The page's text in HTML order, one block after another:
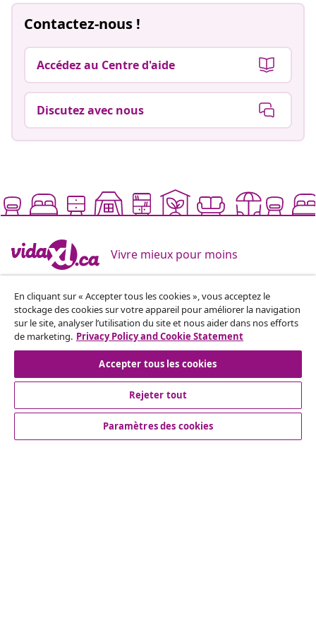
Contactez-nous !
Accédez au Centre d'aide
Discutez avec nous
Vivre mieux pour moins
Modes de paiement pris en charge
Inscrivez-vous à notre newsletter
Rejoignez plus de 700 000 acheteurs qui reçoivent les
offres hebdomadaires, les promotions saisonnières et
les nouveautés de vidaXL.
En cliquant sur « Accepter tous les cookies », vous acceptez le
stockage des cookies sur votre appareil pour améliorer la navigation
sur le site, analyser l’utilisation du site et nous aider dans nos efforts
de marketing. Privacy Policy and Cookie Statement
Accepter tous les cookies
Rejeter tout
Paramètres des cookies